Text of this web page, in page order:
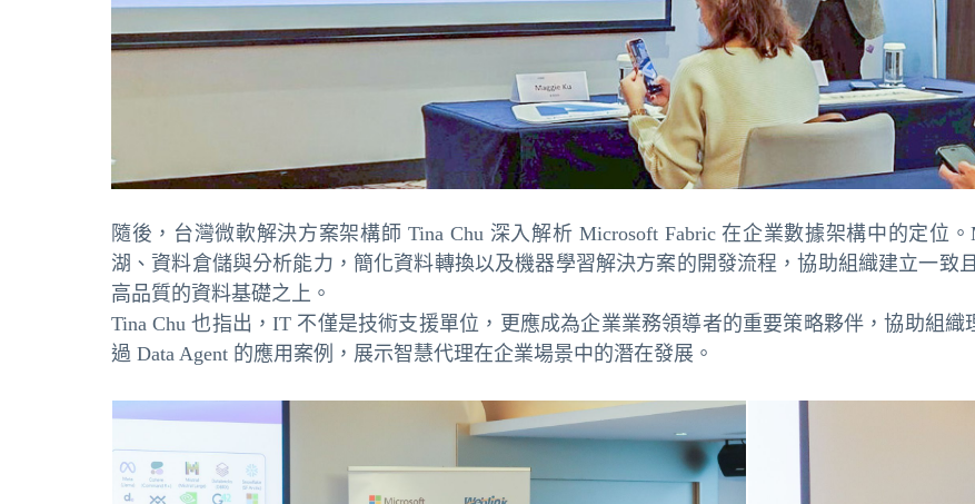
隨後，台灣微軟解決方案架構師 Tina Chu 深入解析 Microsoft Fabric 在企業數據架構中的定位
湖、資料倉儲與分析能力，簡化資料轉換以及機器學習解決方案的開發流程，協助組織建立一致
高品質的資料基礎之上。
Tina Chu 也指出，IT 不僅是技術支援單位，更應成為企業業務領導者的重要策略夥伴，協助組
過 Data Agent 的應用案例，展示智慧代理在企業場景中的潛在發展。